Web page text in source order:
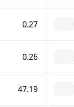
0.27
0.26
47.19